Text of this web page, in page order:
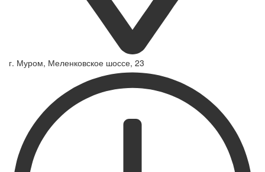
г. Муром, Меленковское шоссе, 23